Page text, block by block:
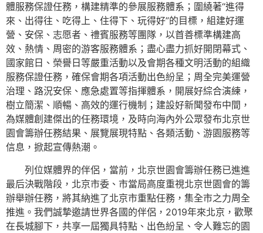
體服務保證任務，構建精準的參展服務體系；圍繞著“進得
來、出得往、吃得上、住得下、玩得好”的目標，組建好運
營、安保、志愿者、禮賓服務等團隊，以首善標準構建高
效、熱情、周密的游客服務體系；盡心盡力抓好開閉幕式、
國家館日、榮譽日等嚴重活動以及會期各種文明活動的組織
服務保證任務，確保會期各項活動出色紛呈；周全完美運營
治理、路況安保、應急處置等指揮體系，開展好綜合演練，
樹立簡潔、順暢、高效的運行機制；建設好新聞發布中間，
為媒體創建傑出的任務環境，及時向海內外公眾發布北京世
園會籌辦任務結果、展覽展現特點、各類活動、游園服務等
信息，掀起宣傳熱潮。
列位媒體界的伴侶，當前，北京世園會籌辦任務已進進
最后決戰階段，北京市委、市當局高度重視北京世園會的籌
辦舉辦任務，將其納進了北京市重點任務，集全市之力周全
推進。我們誠摯邀請世界各國的伴侶，2019年來北京，歡聚
在長城腳下，共享一屆獨具特點、出色紛呈、令人難忘的園